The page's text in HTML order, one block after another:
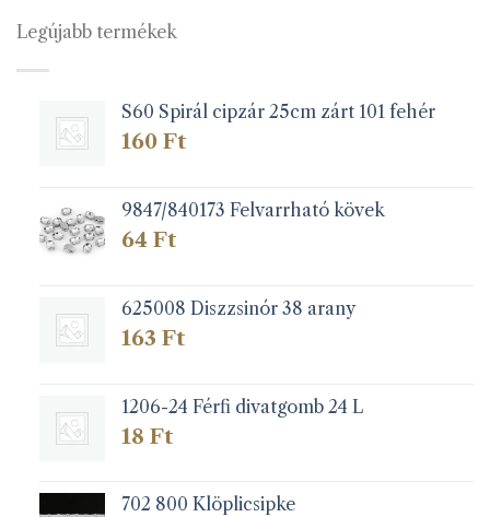
van.
A
termékoldalon
választhatók
termékoldalon
Legújabb termékek
S60 Spirál cipzár 25cm zárt 101 fehér
160 Ft
9847/840173 Felvarrható kövek
64 Ft
625008 Diszzsinór 38 arany
163 Ft
1206-24 Férfi divatgomb 24 L
18 Ft
702 800 Klöplicsipke